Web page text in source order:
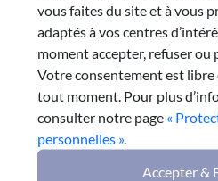
Lyon cedex 02
Tél. : 04 26 73 49 73
CESER Clermont-Ferrand
59 boulevard Léon Jouhaux
CS 90706
vous faites du site et à vous
adaptés à vos centres
moment accepter, refuser ou
Votre consentement est
tout moment. Pour plus
consulter notre page «
personnelles ».
Accepter &